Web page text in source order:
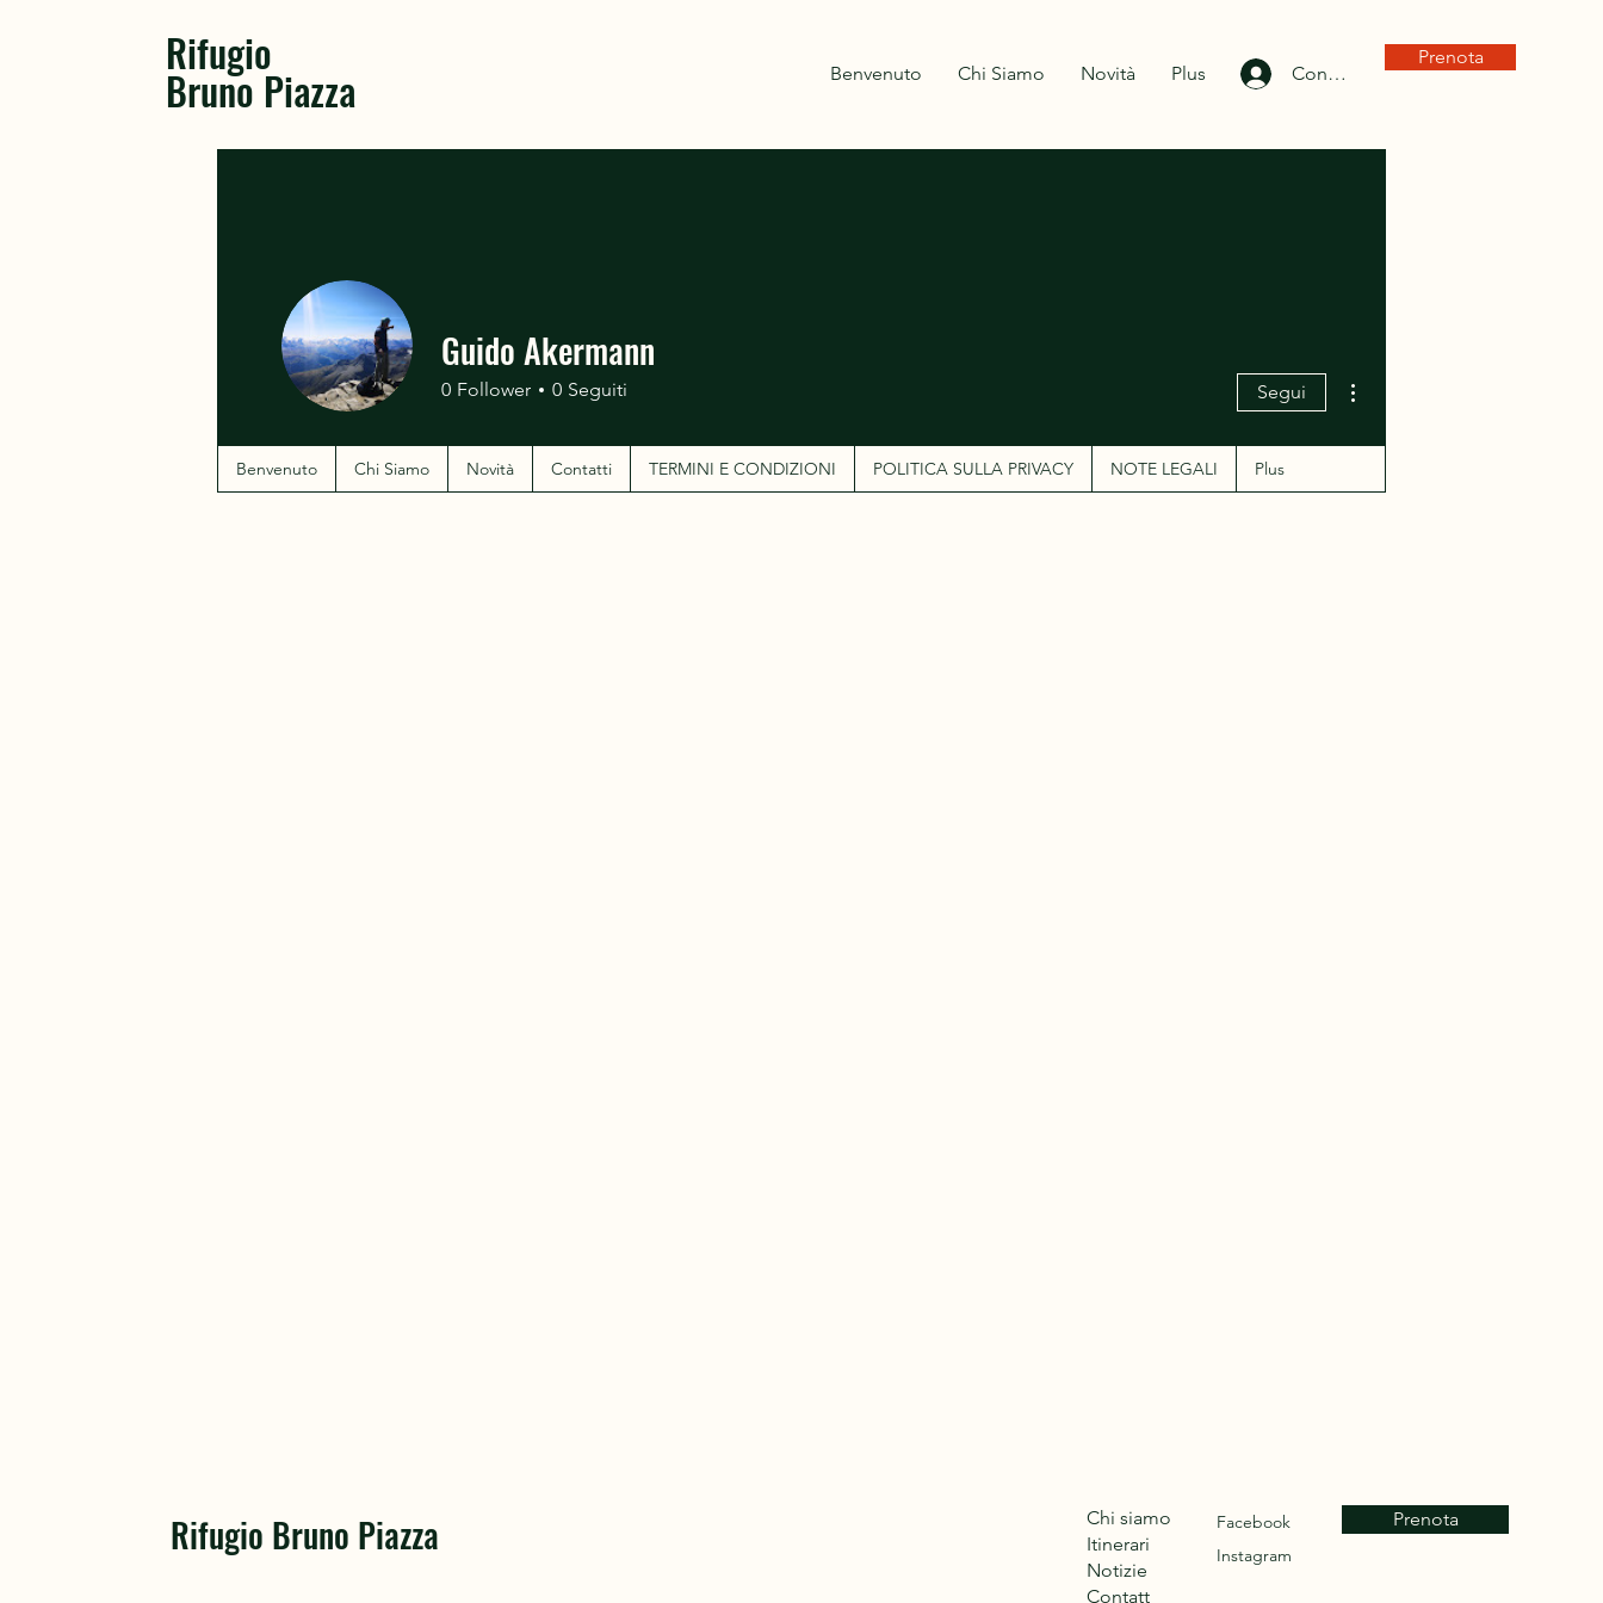
Rifugio
Bruno Piazza Benvenuto Chi Siamo Novità Plus Connexion
Prenota
Guido Akermann
0 Follower 0 Seguiti Segui
Benvenuto Chi Siamo Novità Contatti TERMINI E CONDIZIONI POLITICA SULLA PRIVACY NOTE LEGALI Plus
Rifugio Bruno Piazza
Chi siamo
Itinerari
Notizie
Contatt
Facebook
Instagram
Prenota